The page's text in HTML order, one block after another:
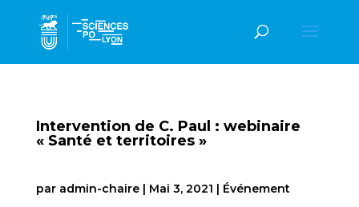
Intervention de C. Paul : webinaire
« Santé et territoires »
par admin-chaire| Mai 3, 2021 | Événement